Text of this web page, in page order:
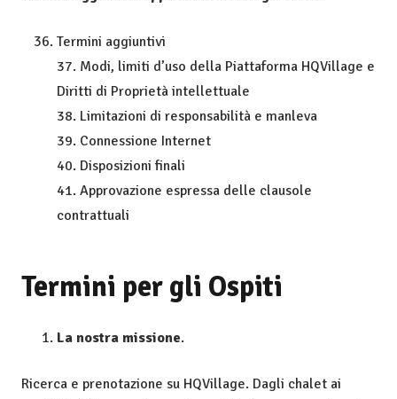
Termini aggiuntivi
37. Modi, limiti d’uso della Piattaforma HQVillage e
Diritti di Proprietà intellettuale
38. Limitazioni di responsabilità e manleva
39. Connessione Internet
40. Disposizioni finali
41. Approvazione espressa delle clausole
contrattuali
Termini per gli Ospiti
La nostra missione.
Ricerca e prenotazione su HQVillage. Dagli chalet ai